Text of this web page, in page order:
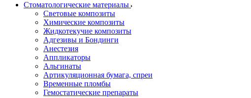
Стоматологические материалы
Световые композиты
Химические композиты
Жидкотекучие композиты
Адгезивы и Бондинги
Анестезия
Аппликаторы
Альгинаты
Артикуляционная бумага, спреи
Временные пломбы
Гемостатические препараты